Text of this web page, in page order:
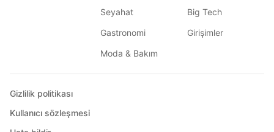
Seyahat
Gastronomi
Moda & Bakım
Big Tech
Girişimler
Gizlilik politikası
Kullanıcı sözleşmesi